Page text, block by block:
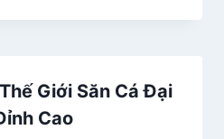
Giới Săn Cá Đại
Cao